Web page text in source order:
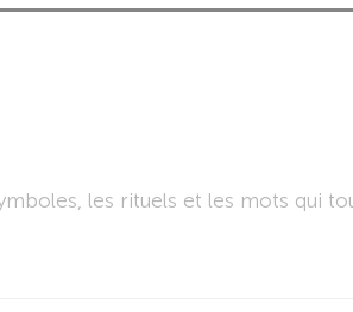
les rituels et les mots qui